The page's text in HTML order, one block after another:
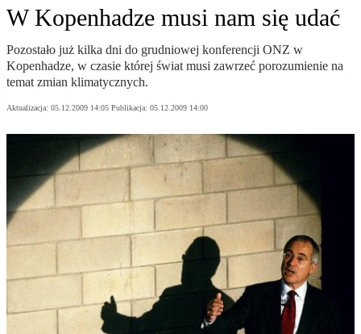
W Kopenhadze musi nam się udać
Pozostało już kilka dni do grudniowej konferencji ONZ w
Kopenhadze, w czasie której świat musi zawrzeć porozumienie na
temat zmian klimatycznych.
Aktualizacja: 05.12.2009 14:05 Publikacja: 05.12.2009 14:00